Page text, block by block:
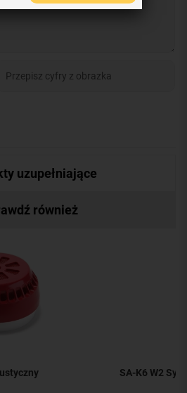
uzupełniające
również
SA-K6 W2